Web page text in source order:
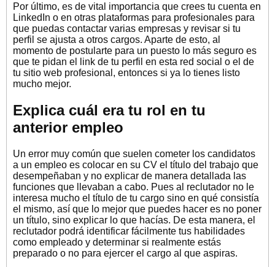
Por último, es de vital importancia que crees tu cuenta en
LinkedIn o en otras plataformas para profesionales para
que puedas contactar varias empresas y revisar si tu
perfil se ajusta a otros cargos. Aparte de esto, al
momento de postularte para un puesto lo más seguro es
que te pidan el link de tu perfil en esta red social o el de
tu sitio web profesional, entonces si ya lo tienes listo
mucho mejor.
Explica cuál era tu rol en tu
anterior empleo
Un error muy común que suelen cometer los candidatos
a un empleo es colocar en su CV el título del trabajo que
desempeñaban y no explicar de manera detallada las
funciones que llevaban a cabo. Pues al reclutador no le
interesa mucho el título de tu cargo sino en qué consistía
el mismo, así que lo mejor que puedes hacer es no poner
un título, sino explicar lo que hacías. De esta manera, el
reclutador podrá identificar fácilmente tus habilidades
como empleado y determinar si realmente estás
preparado o no para ejercer el cargo al que aspiras.